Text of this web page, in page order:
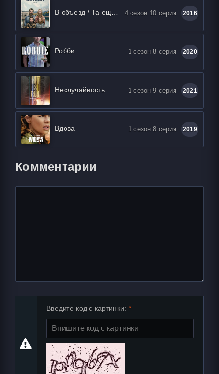
4 сезон 10 серия 2016
Робби 1 сезон 8 серия 2020
Неслучайность 1 сезон 9 серия 2021
Вдова 1 сезон 8 серия 2019
Комментарии
Введите код с картинки: